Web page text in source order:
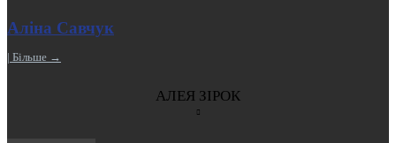
Аліна Савчук
| Більше →
АЛЕЯ ЗІРОК